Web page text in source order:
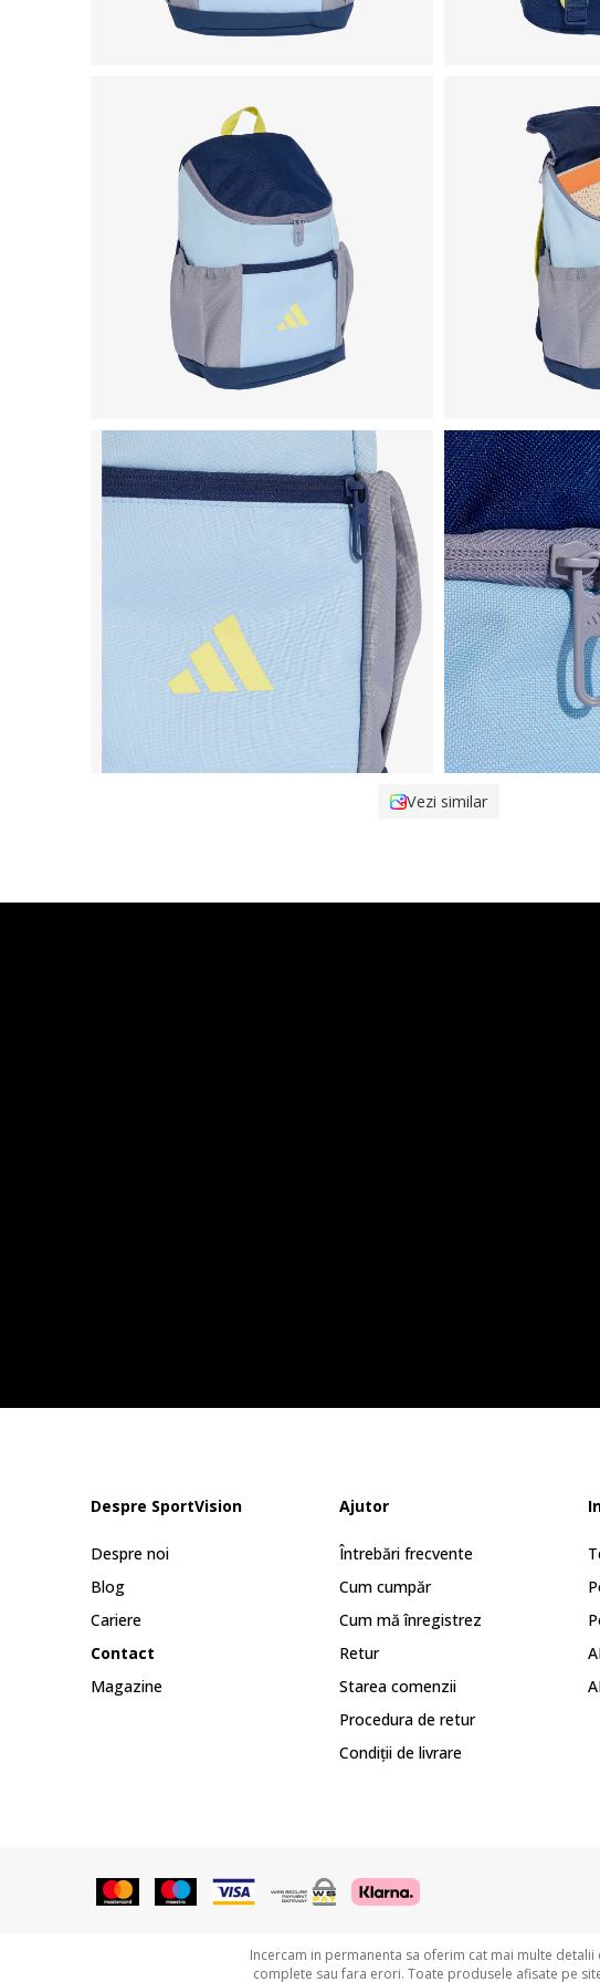
Vezi similar
Despre SportVision
Despre noi
Blog
Cariere
Contact
Magazine
Ajutor
Întrebări frecvente
Cum cumpăr
Cum mă înregistrez
Retur
Starea comenzii
Procedura de retur
Condiții de livrare
Incercam in permanenta sa oferim cat mai multe
complete sau fara erori. Toate produsele afisate pe